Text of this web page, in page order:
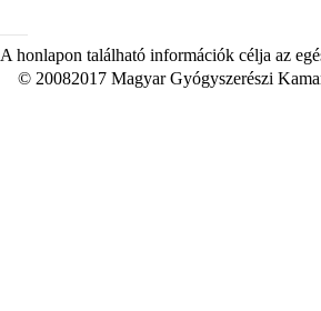
A honlapon található információk célja az
© 20082017 Magyar Gyógyszerészi